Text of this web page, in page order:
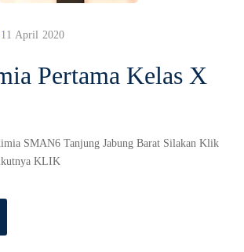
P11 April 2020
Pertama Kelas X
SMAN6 Tanjung Jabung Barat Silakan Klik
KLIK